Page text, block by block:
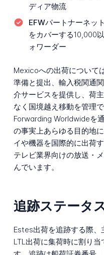
ディア物流
EFWパートナーネッ
をカバーする10,000
ォワーダー
Mexicoへの出荷について
準備と提出、輸入税関通
介サービスを提供し、荷
なく国境越え移動を管理
Forwarding Worldwideを
の事実上あらゆる目的地
イや機器を国際的に出荷
テレビ業界向けの放送・
んでいます。
追跡ステータ
Estes出荷を追跡する際、
LTL出荷に集荷時に割り